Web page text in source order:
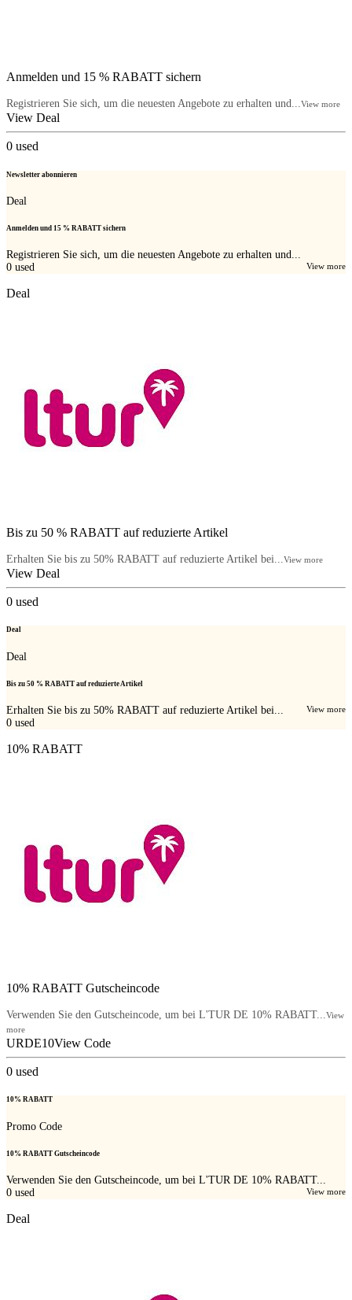
Anmelden und 15 % RABATT sichern
Registrieren Sie sich, um die neuesten Angebote zu erhalten und...View more
View Deal
0 used
Newsletter abonnieren
Deal
Anmelden und 15 % RABATT sichern
Registrieren Sie sich, um die neuesten Angebote zu erhalten und...
View more
0 used
Deal
Bis zu 50 % RABATT auf reduzierte Artikel
Erhalten Sie bis zu 50% RABATT auf reduzierte Artikel bei...View more
View Deal
0 used
Deal
Deal
Bis zu 50 % RABATT auf reduzierte Artikel
Erhalten Sie bis zu 50% RABATT auf reduzierte Artikel bei... View more
0 used
10% RABATT
10% RABATT Gutscheincode
Verwenden Sie den Gutscheincode, um bei L'TUR DE 10% RABATT...View
more
URDE10View Code
0 used
10% RABATT
Promo Code
10% RABATT Gutscheincode
Verwenden Sie den Gutscheincode, um bei L'TUR DE 10% RABATT...
View more
0 used
Deal